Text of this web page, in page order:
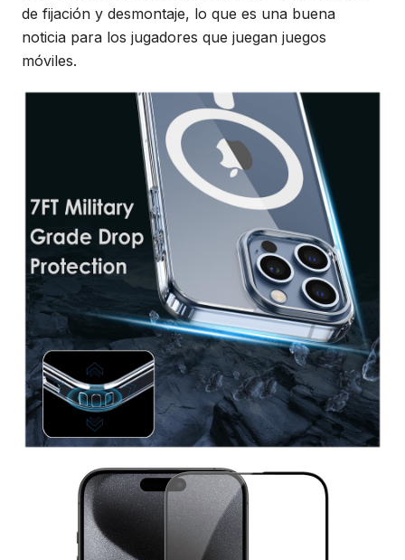
de fijación y desmontaje, lo que es una buena
noticia para los jugadores que juegan juegos
móviles.